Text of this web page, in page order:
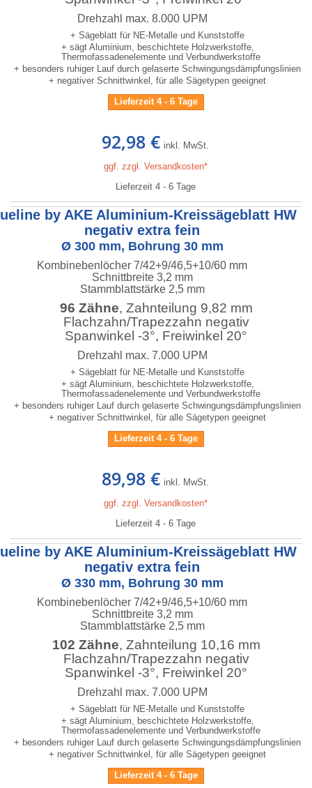
Drehzahl max. 8.000 UPM
+ Sägeblatt für NE-Metalle und Kunststoffe
+ sägt Aluminium, beschichtete Holzwerkstoffe,
Thermofassadenelemente und Verbundwerkstoffe
+ besonders ruhiger Lauf durch gelaserte Schwingungsdämpfungslinien
+ negativer Schnittwinkel, für alle Sägetypen geeignet
Lieferzeit 4 - 6 Tage
92,98 € inkl. MwSt.
ggf. zzgl. Versandkosten*
Lieferzeit 4 - 6 Tage
by AKE Aluminium-Kreissägeblatt HW
negativ extra fein
Ø 300 mm, Bohrung 30 mm
Kombinebenlöcher 7/42+9/46,5+10/60 mm
Schnittbreite 3,2 mm
Stammblattstärke 2,5 mm
96 Zähne, Zahnteilung 9,82 mm
Flachzahn/Trapezzahn negativ
Spanwinkel -3°, Freiwinkel 20°
Drehzahl max. 7.000 UPM
+ Sägeblatt für NE-Metalle und Kunststoffe
+ sägt Aluminium, beschichtete Holzwerkstoffe,
Thermofassadenelemente und Verbundwerkstoffe
+ besonders ruhiger Lauf durch gelaserte Schwingungsdämpfungslinien
+ negativer Schnittwinkel, für alle Sägetypen geeignet
Lieferzeit 4 - 6 Tage
89,98 € inkl. MwSt.
ggf. zzgl. Versandkosten*
Lieferzeit 4 - 6 Tage
by AKE Aluminium-Kreissägeblatt HW
negativ extra fein
Ø 330 mm, Bohrung 30 mm
Kombinebenlöcher 7/42+9/46,5+10/60 mm
Schnittbreite 3,2 mm
Stammblattstärke 2,5 mm
102 Zähne, Zahnteilung 10,16 mm
Flachzahn/Trapezzahn negativ
Spanwinkel -3°, Freiwinkel 20°
Drehzahl max. 7.000 UPM
+ Sägeblatt für NE-Metalle und Kunststoffe
+ sägt Aluminium, beschichtete Holzwerkstoffe,
Thermofassadenelemente und Verbundwerkstoffe
+ besonders ruhiger Lauf durch gelaserte Schwingungsdämpfungslinien
+ negativer Schnittwinkel, für alle Sägetypen geeignet
Lieferzeit 4 - 6 Tage